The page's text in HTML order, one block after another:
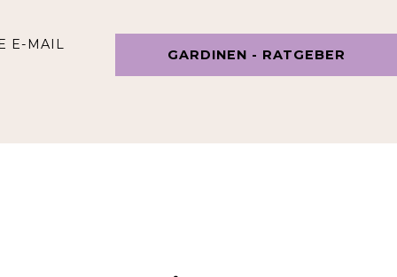
E-MAIL
GARDINEN - RATGEBER